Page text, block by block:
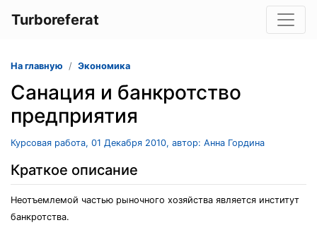
Turboreferat
На главную Экономика
Санация и банкротство
предприятия
Курсовая работа, 01 Декабря 2010, автор: Анна Гордина
Краткое описание
Неотъемлемой частью рыночного хозяйства является институт
банкротства.